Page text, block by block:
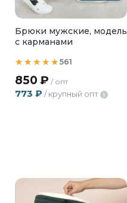
Брюки мужские, модель
с карманами
561
850 ₽ / опт
773 ₽ / крупный опт i